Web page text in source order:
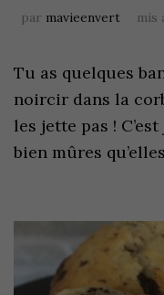
par mavieenvert mis
Tu as quelques
noircir dans la
les jette pas !
bien mûres